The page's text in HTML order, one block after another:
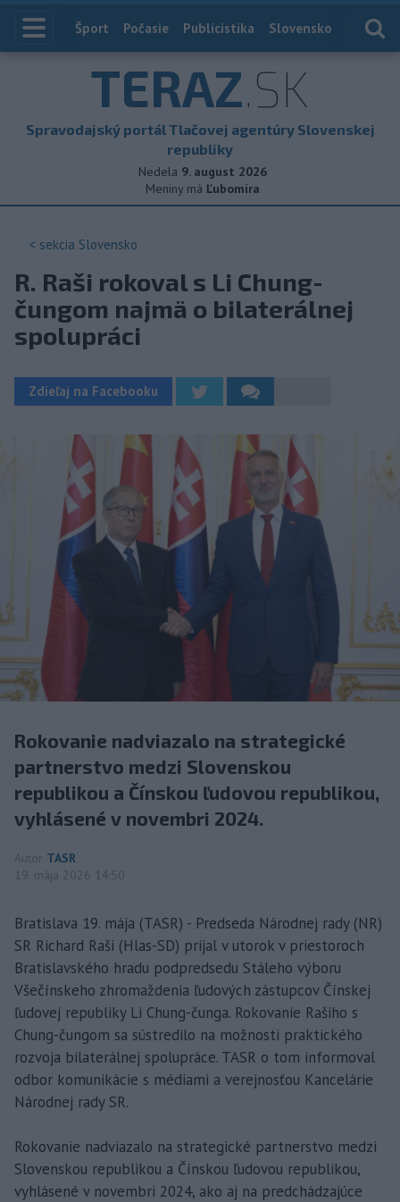
Index
Šport Počasie Publicistika Slovensko
TERAZ.SK
Spravodajský portál Tlačovej agentúry Slovenskej
republiky
Nedela 9. august 2026
Meniny má Ľubomíra
< sekcia Slovensko
R. Raši rokoval s Li Chung-
čungom najmä o bilaterálnej
spolupráci
Zdieľaj na Facebooku
Rokovanie nadviazalo na strategické
partnerstvo medzi Slovenskou
republikou a Čínskou ľudovou republikou,
vyhlásené v novembri 2024.
Autor TASR
19. mája 2026 14:50
Bratislava 19. mája (TASR) - Predseda Národnej rady (NR)
SR Richard Raši (Hlas-SD) prijal v utorok v priestoroch
Bratislavského hradu podpredsedu Stáleho výboru
Všečínskeho zhromaždenia ľudových zástupcov Čínskej
ľudovej republiky Li Chung-čunga. Rokovanie Rašiho s
Chung-čungom sa sústredilo na možnosti praktického
rozvoja bilaterálnej spolupráce. TASR o tom informoval
odbor komunikácie s médiami a verejnosťou Kancelárie
Národnej rady SR.
Rokovanie nadviazalo na strategické partnerstvo medzi
Slovenskou republikou a Čínskou ľudovou republikou,
vyhlásené v novembri 2024, ako aj na predchádzajúce